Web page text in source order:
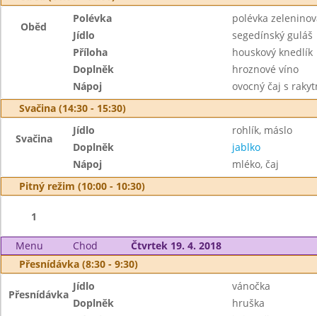
Oběd
Polévka
polévka
Jídlo
segedínský guláš
Příloha
houskový knedlík
Doplněk
hroznové víno
Nápoj
ovocný čaj s
Svačina (14:30 - 15:30)
Svačina
Jídlo
rohlík, máslo
Doplněk
jablko
Nápoj
mléko, čaj
Pitný režim (10:00 - 10:30)
1
Menu Chod
Čtvrtek 19. 4. 2018
Přesnídávka (8:30 - 9:30)
Přesnídávka
Jídlo
vánočka
Doplněk
hruška